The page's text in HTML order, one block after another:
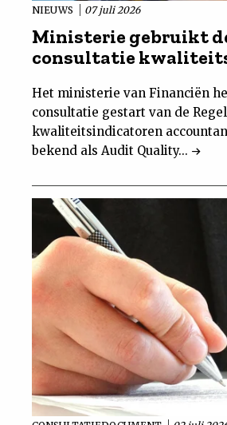
NIEUWS 07 juli 2026
Ministerie gebruikt
consultatie
Het ministerie van Financiën
consultatie gestart van de
kwaliteitsindicatoren
bekend als Audit Quality...